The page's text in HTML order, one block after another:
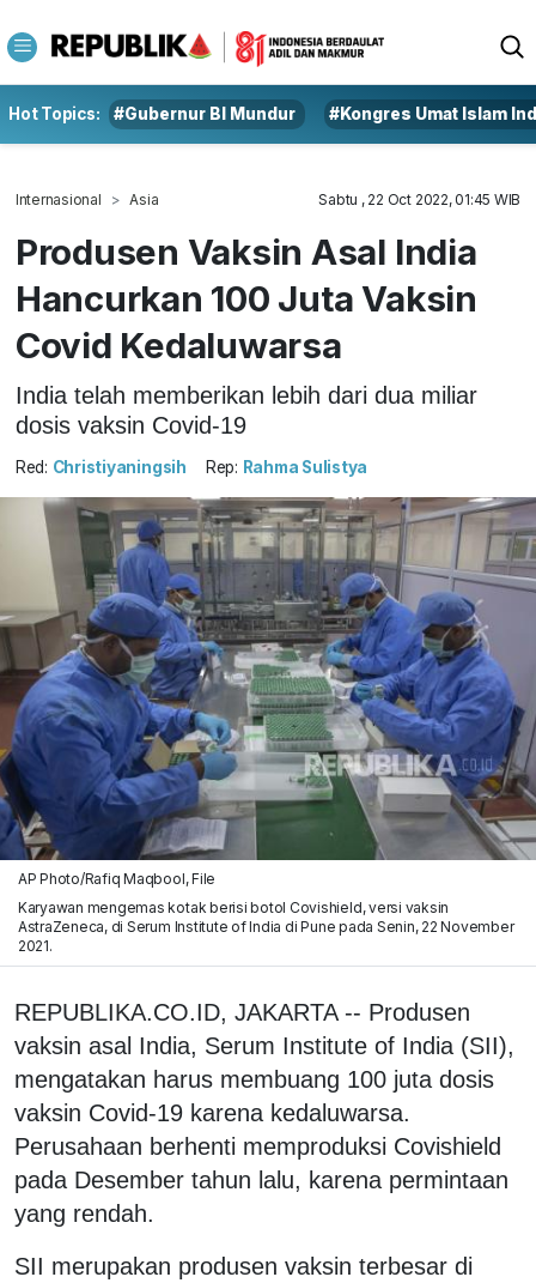
Hot Topics: #Gubernur BI Mundur #Kongres Umat Islam
Internasional Asia Sabtu , 22 Oct 2022, 01:45 WIB
Produsen Vaksin Asal India
Hancurkan 100 Juta Vaksin
Covid Kedaluwarsa
India telah memberikan lebih dari dua miliar
dosis vaksin Covid-19
Red: Christiyaningsih Rep: Rahma Sulistya
AP Photo/Rafiq Maqbool, File
Karyawan mengemas kotak berisi botol Covishield, versi vaksin
AstraZeneca, di Serum Institute of India di Pune pada Senin, 22 November
2021.
REPUBLIKA.CO.ID, JAKARTA -- Produsen
vaksin asal India, Serum Institute of India (SII),
mengatakan harus membuang 100 juta dosis
vaksin Covid-19 karena kedaluwarsa.
Perusahaan berhenti memproduksi Covishield
pada Desember tahun lalu, karena permintaan
yang rendah.
SII merupakan produsen vaksin terbesar di